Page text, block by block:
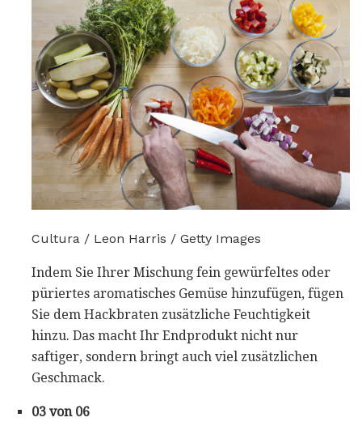
Cultura / Leon Harris / Getty Images
Indem Sie Ihrer Mischung fein gewürfeltes oder
püriertes aromatisches Gemüse hinzufügen, fügen
Sie dem Hackbraten zusätzliche Feuchtigkeit
hinzu. Das macht Ihr Endprodukt nicht nur
saftiger, sondern bringt auch viel zusätzlichen
Geschmack.
03 von 06